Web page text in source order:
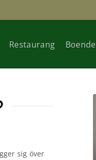
Restaurang Boende
sig över